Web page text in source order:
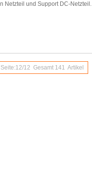
Netzteil und Support DC-Netzteil.
12 Gesamt 141 Artikel